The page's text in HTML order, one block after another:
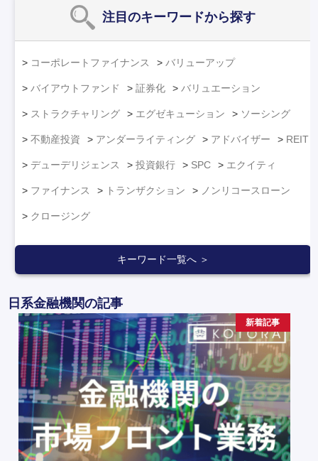
注目のキーワードから探す
コーポレートファイナンス バリューアップ
バイアウトファンド 証券化 バリュエーション
ストラクチャリング エグゼキューション ソーシング
不動産投資 アンダーライティング アドバイザー REIT
デューデリジェンス 投資銀行 SPC エクイティ
ファイナンス トランザクション ノンリコースローン
クロージング
キーワード一覧へ ＞
日系金融機関の記事
新着記事